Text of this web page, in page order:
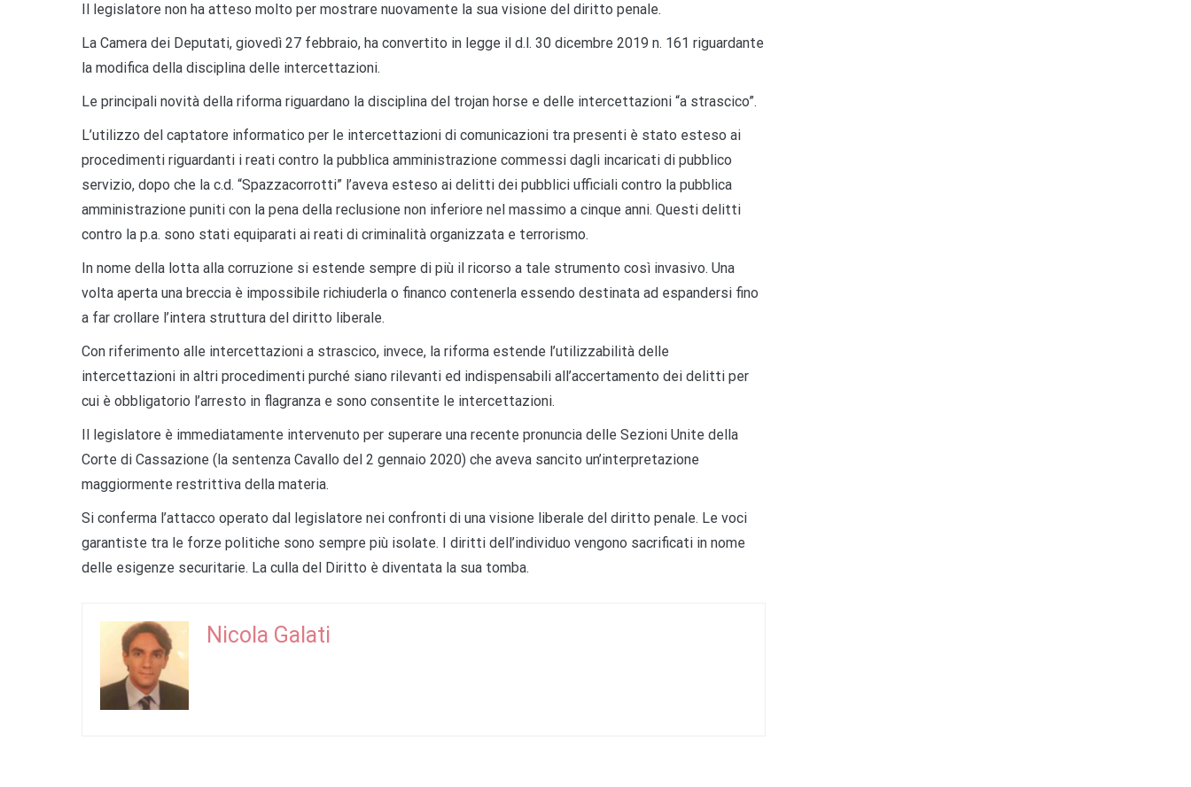
Il legislatore non ha atteso molto per mostrare nuovamente la sua visione del diritto penale.
La Camera dei Deputati, giovedì 27 febbraio, ha convertito in legge il d.l. 30 dicembre 2019 n. 161 riguardante
la modifica della disciplina delle intercettazioni.
Le principali novità della riforma riguardano la disciplina del trojan horse e delle intercettazioni “a strascico”.
L’utilizzo del captatore informatico per le intercettazioni di comunicazioni tra presenti è stato esteso ai
procedimenti riguardanti i reati contro la pubblica amministrazione commessi dagli incaricati di pubblico
servizio, dopo che la c.d. “Spazzacorrotti” l’aveva esteso ai delitti dei pubblici ufficiali contro la pubblica
amministrazione puniti con la pena della reclusione non inferiore nel massimo a cinque anni. Questi delitti
contro la p.a. sono stati equiparati ai reati di criminalità organizzata e terrorismo.
In nome della lotta alla corruzione si estende sempre di più il ricorso a tale strumento così invasivo. Una
volta aperta una breccia è impossibile richiuderla o financo contenerla essendo destinata ad espandersi fino
a far crollare l’intera struttura del diritto liberale.
Con riferimento alle intercettazioni a strascico, invece, la riforma estende l’utilizzabilità delle
intercettazioni in altri procedimenti purché siano rilevanti ed indispensabili all’accertamento dei delitti per
cui è obbligatorio l’arresto in flagranza e sono consentite le intercettazioni.
Il legislatore è immediatamente intervenuto per superare una recente pronuncia delle Sezioni Unite della
Corte di Cassazione (la sentenza Cavallo del 2 gennaio 2020) che aveva sancito un’interpretazione
maggiormente restrittiva della materia.
Si conferma l’attacco operato dal legislatore nei confronti di una visione liberale del diritto penale. Le voci
garantiste tra le forze politiche sono sempre più isolate. I diritti dell’individuo vengono sacrificati in nome
delle esigenze securitarie. La culla del Diritto è diventata la sua tomba.
Nicola Galati